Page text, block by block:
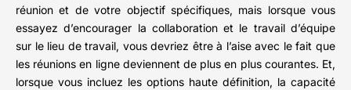
réunion et de votre objectif spécifiques, mais lorsque vous
essayez d’encourager la collaboration et le travail d’équipe
sur le lieu de travail, vous devriez être à l’aise avec le fait que
les réunions en ligne deviennent de plus en plus courantes. Et,
lorsque vous incluez les options haute définition, la capacité